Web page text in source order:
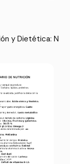
y Dietética: N